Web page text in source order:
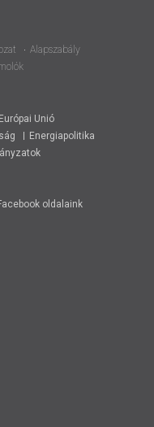
Alapszabály
Európai Unió
Energiapolitika
oldalaink